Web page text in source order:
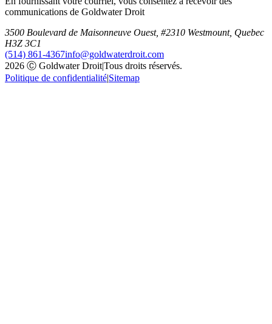
communications de Goldwater Droit
3500 Boulevard de Maisonneuve Ouest, #2310 Westmount, Quebec
H3Z 3C1
(514) 861-4367info@goldwaterdroit.com
2026 Ⓒ Goldwater Droit|Tous droits réservés.
Politique de confidentialité|Sitemap